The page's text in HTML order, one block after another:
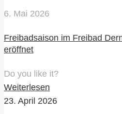
6. Mai 2026
Freibadsaison im Freibad
eröffnet
Do you like it?
Weiterlesen
23. April 2026